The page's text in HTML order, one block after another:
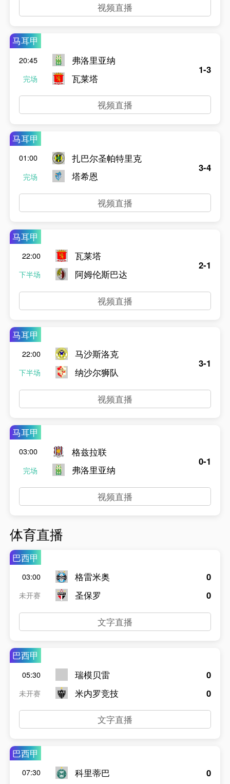
视频直播
马耳甲
20:45
完场
弗洛里亚纳
瓦莱塔
1-3
视频直播
马耳甲
01:00
完场
扎巴尔圣帕特里克
塔希恩
3-4
视频直播
马耳甲
22:00
下半场
瓦莱塔
阿姆伦斯巴达
2-1
视频直播
马耳甲
22:00
下半场
马沙斯洛克
纳沙尔狮队
3-1
视频直播
马耳甲
03:00
完场
格兹拉联
弗洛里亚纳
0-1
视频直播
体育直播
巴西甲
03:00
未开赛
格雷米奥
圣保罗
0
0
文字直播
巴西甲
05:30
未开赛
瑞模贝雷
米内罗竞技
0
0
文字直播
巴西甲
07:30 科里蒂巴 0